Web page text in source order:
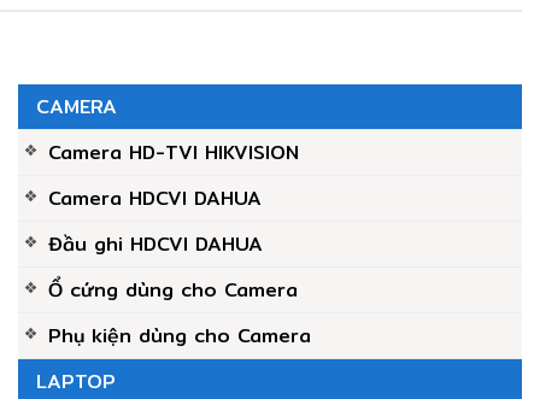
CAMERA
Camera HD-TVI HIKVISION
Camera HDCVI DAHUA
Đầu ghi HDCVI DAHUA
Ổ cứng dùng cho Camera
Phụ kiện dùng cho Camera
LAPTOP